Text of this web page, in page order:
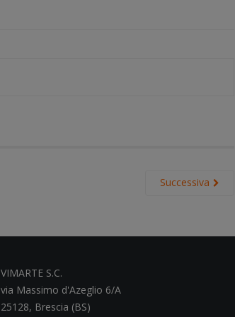
Successiva
VIMARTE S.C.
via Massimo d'Azeglio 6/A
25128, Brescia (BS)